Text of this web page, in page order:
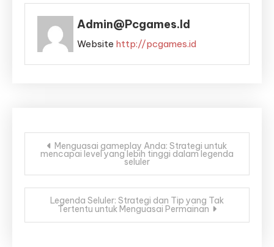
Admin@pcgames.id
Website http://pcgames.id
Post
navigation
Menguasai gameplay Anda: Strategi untuk
mencapai level yang lebih tinggi dalam legenda
seluler
Legenda Seluler: Strategi dan Tip yang Tak
Tertentu untuk Menguasai Permainan